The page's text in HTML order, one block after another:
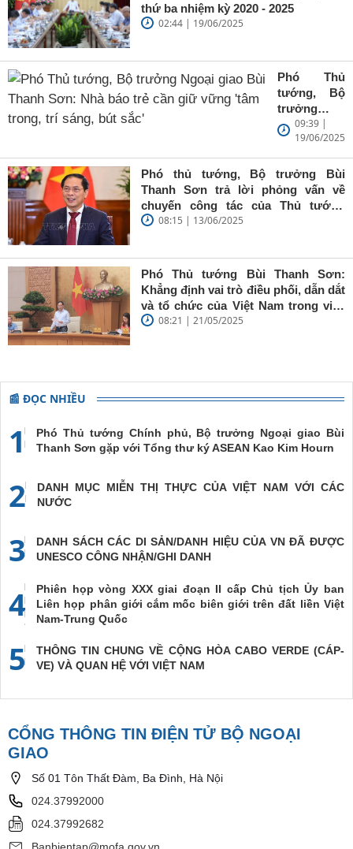
thứ ba nhiệm kỳ 2020 - 2025
02:44 | 19/06/2025
Phó Thủ
tướng, Bộ
trưởng
Ngoại giao
Bùi Thanh
Sơn: Nhà
báo trẻ cần
giữ vững
'tâm trong,
09:39 |
19/06/2025
Phó thủ tướng, Bộ trưởng Bùi
Thanh Sơn trả lời phỏng vấn về
chuyến công tác của Thủ tướng
Chính phủ đến Estonia, Pháp và
08:15 | 13/06/2025
Phó Thủ tướng Bùi Thanh Sơn:
Khẳng định vai trò điều phối, dẫn dắt
và tổ chức của Việt Nam trong việc
đề cao chủ nghĩa đa phương, đoàn
08:21 | 21/05/2025
📰 ĐỌC NHIỀU
1
Phó Thủ tướng Chính phủ, Bộ trưởng Ngoại giao Bùi
Thanh Sơn gặp với Tổng thư ký ASEAN Kao Kim Hourn
2
DANH MỤC MIỄN THỊ THỰC CỦA VIỆT NAM VỚI CÁC
NƯỚC
3
DANH SÁCH CÁC DI SẢN/DANH HIỆU CỦA VN ĐÃ ĐƯỢC
UNESCO CÔNG NHẬN/GHI DANH
4
Phiên họp vòng XXX giai đoạn II cấp Chủ tịch Ủy ban
Liên họp phân giới cắm mốc biên giới trên đất liền Việt
Nam-Trung Quốc
5
THÔNG TIN CHUNG VỀ CỘNG HÒA CABO VERDE (CÁP-
VE) VÀ QUAN HỆ VỚI VIỆT NAM
CỔNG THÔNG TIN ĐIỆN TỬ BỘ NGOẠI
GIAO
Số 01 Tôn Thất Đàm, Ba Đình, Hà Nội
024.37992000
024.37992682
Banbientap@mofa.gov.vn